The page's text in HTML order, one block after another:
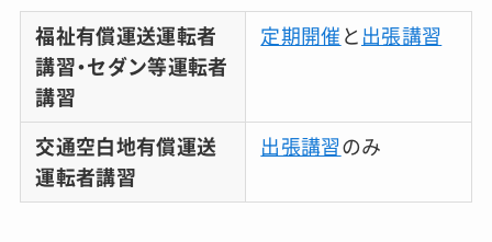
福祉有償運送運転者
講習・セダン等運転者
講習
定期開催と出張講習
交通空白地有償運送
運転者講習
出張講習のみ